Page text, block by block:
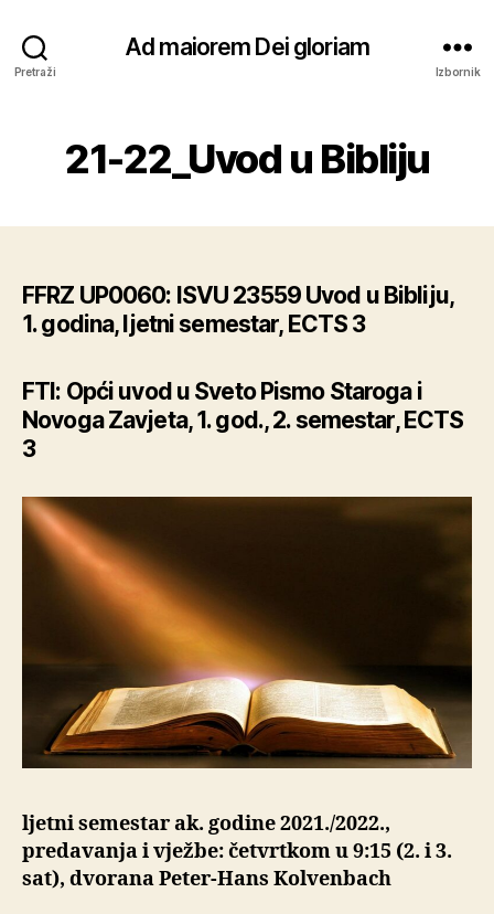
Pretraži
Ad maiorem Dei gloriam
Izbornik
21-22_Uvod u Bibliju
FFRZ UP0060: ISVU 23559 Uvod u Bibliju,
1. godina, ljetni semestar, ECTS 3
FTI: Opći uvod u Sveto Pismo Staroga i
Novoga Zavjeta, 1. god., 2. semestar, ECTS
3
ljetni semestar ak. godine 2021./2022.,
predavanja i vježbe: četvrtkom u 9:15 (2. i 3.
sat), dvorana Peter-Hans Kolvenbach